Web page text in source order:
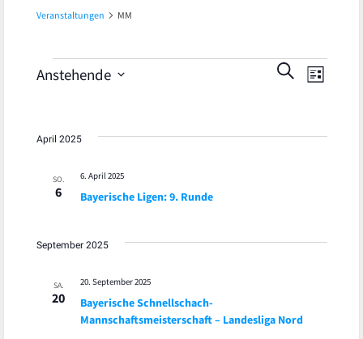
Veranstaltungen MM
Veranstaltungen
und
SUCHE
LISTE
Anstehende
April 2025
SO.
6 Bayerische Ligen: 9. Runde
6. April 2025
September 2025
SA.
20
Bayerische Schnellschach-
Mannschaftsmeisterschaft – Landesliga Nord
20. September 2025